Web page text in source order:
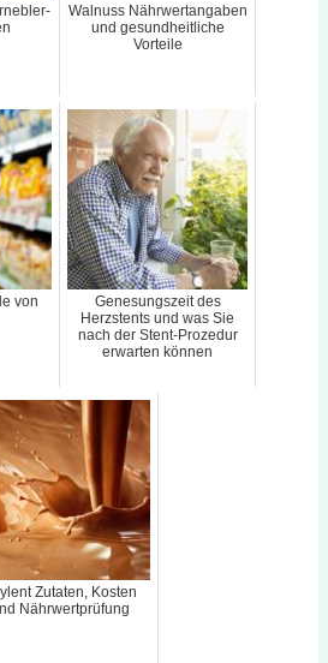
Walnuss Nährwertangaben
und gesundheitliche
Vorteile
von
Genesungszeit des
Herzstents und was Sie
nach der Stent-Prozedur
erwarten können
Zutaten, Kosten
Nährwertprüfung